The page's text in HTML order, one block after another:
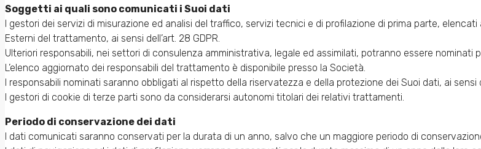
Soggetti ai quali sono comunicati i Suoi dati
I gestori dei servizi di misurazione ed analisi del traffico, servizi tecnici e di profilazione di prima parte,
Esterni del trattamento, ai sensi dell’art. 28 GDPR.
Ulteriori responsabili, nei settori di consulenza amministrativa, legale ed assimilati, potranno essere
L’elenco aggiornato dei responsabili del trattamento è disponibile presso la Società.
I responsabili nominati saranno obbligati al rispetto della riservatezza e della protezione dei Suoi dati, ai sensi
I gestori di cookie di terze parti sono da considerarsi autonomi titolari dei relativi trattamenti.
Periodo di conservazione dei dati
I dati comunicati saranno conservati per la durata di un anno, salvo che un maggiore periodo di